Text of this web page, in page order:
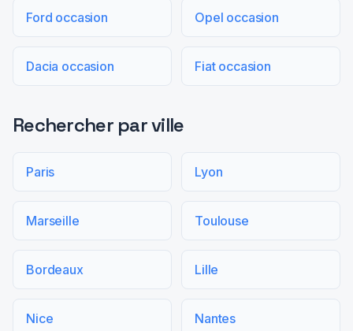
Ford occasion Opel occasion
Dacia occasion Fiat occasion
Rechercher par ville
Paris Lyon
Marseille Toulouse
Bordeaux Lille
Nice Nantes